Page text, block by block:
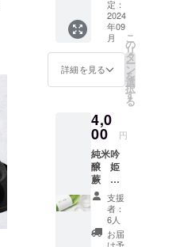
以上の
ものを
お届け
いたし
ます。
原産国:
日本 原
名：米
こうじ
（国内
製
造）、
米（埼
玉県
産）、
ゆず果
汁 弊社
ホーム
のあま
ざけ
ゆず 名
称：あ
まざけ
内容
量：
保存方
法：直
射日光
や高温
多湿避
けて保
存 賞味
期限：
商品発
送時点
で90日
載しま
す。 掲
載を希
望しな
い場
合、掲
載の中
希望の
場合に
はお知
らせく
ださ
い。
ホーム
ページ
のレイ
アウト
変更等
ただけ
ます。
赤米の
さみ
と、赤
感によ
る食べ
ごた
え、お
米の風
味も味
わえま
す。 暑
かった
り体調
不良な
て、工
夫次第
でいろ
いろと
みいた
だけま
ち 名
称：あ
まざけ
内容
量：770
ｇ 保存
方法：
直射日
光や高
温多湿
ます。
サイズ
はS・
M・L・
種類。
弊社
へのお
名前掲
載につ
いて 掲
載期
間：
2025年
1月から
5年間掲
載しま
ビール
のラベ
ルとお
同じデ
ザイン
のオリ
本一小
さな蕨
ルエッ
トと、
蕨市の
面積
5.11㎢
の文字
がデザ
入り玄
米茶
aburabi
オリジ
ナルブ
レン
100％
クルー
ネック
タイ
プ。 蕨
のゆず
と山椒
を使っ
たクラ
フト
料込
み お
よび
オリジ
ナル
シー
ル・お
弊社
ホーム
ページ
へのお
名前掲
載・お
まけ
（埼玉
県産
狭山
茶 宇
定：
2024
年09
月
詳細を見る
こ
の
リ
タ
ー
ン
を
選
択
す
る
4,0
00 円
純米吟
醸 姫
蕨
720ml
1本
送料込
み お
よび
支援
者：
6人
お届
け予